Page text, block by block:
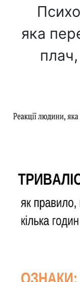
яка